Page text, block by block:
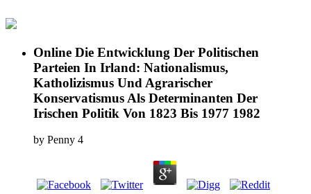
Online Die Entwicklung Der Politischen
Parteien In Irland: Nationalismus,
Katholizismus Und Agrarischer
Konservatismus Als Determinanten Der
Irischen Politik Von 1823 Bis 1977 1982
by Penny 4